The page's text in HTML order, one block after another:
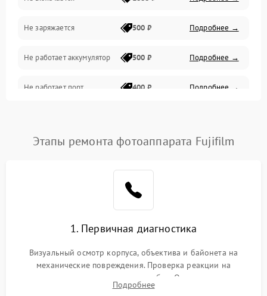
Объективы
Программные сбои
Коммуникации и интерфейсы
Не заряжается 500 ₽ Подробнее →
Не работает аккумулятор 500 ₽ Подробнее →
Не работает порт 400 ₽ Подробнее →
Этапы ремонта фотоаппарата Fujifilm
1. Первичная диагностика
Визуальный осмотр корпуса, объектива и байонета на
механические повреждения. Проверка реакции на
включение, считывание кодов ошибок. Оценка состояния
матрицы и затвора, проверка работы автофокуса и вспышки.
Подробнее